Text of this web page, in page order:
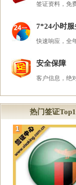
签证资料，免
7*24小时服
快速响应，全
安全保障
客户信息，绝
热门签证
1